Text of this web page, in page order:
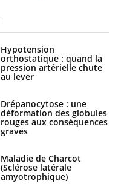
Hypotension
orthostatique : quand la
pression artérielle chute
au lever
Drépanocytose : une
déformation des globules
rouges aux conséquences
graves
Maladie de Charcot
(Sclérose latérale
amyotrophique)